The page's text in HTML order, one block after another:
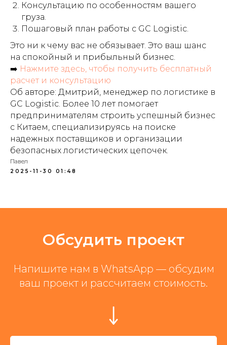
Консультацию по особенностям вашего
груза.
Пошаговый план работы с GC Logistic.
Это ни к чему вас не обязывает. Это ваш шанс
на спокойный и прибыльный бизнес.
➡️ Нажмите здесь, чтобы получить бесплатный
расчет и консультацию
Об авторе: Дмитрий, менеджер по логистике в
GC Logistic. Более 10 лет помогает
предпринимателям строить успешный бизнес
с Китаем, специализируясь на поиске
надежных поставщиков и организации
безопасных логистических цепочек.
Павел
2025-11-30 01:48
Обсудить проект
Напишите нам в WhatsApp — обсудим
ваш проект и рассчитаем стоимость.